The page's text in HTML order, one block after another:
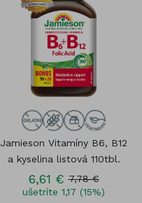
Jamieson Vitamíny B6, B12
a kyselina listová 110tbl.
6,61 € 7,78 €
ušetríte 1,17 (15%)